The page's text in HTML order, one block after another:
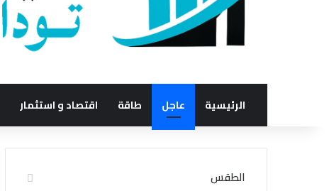
الرئيسية عاجل طاقة اقتصاد و استثمار
الطقس